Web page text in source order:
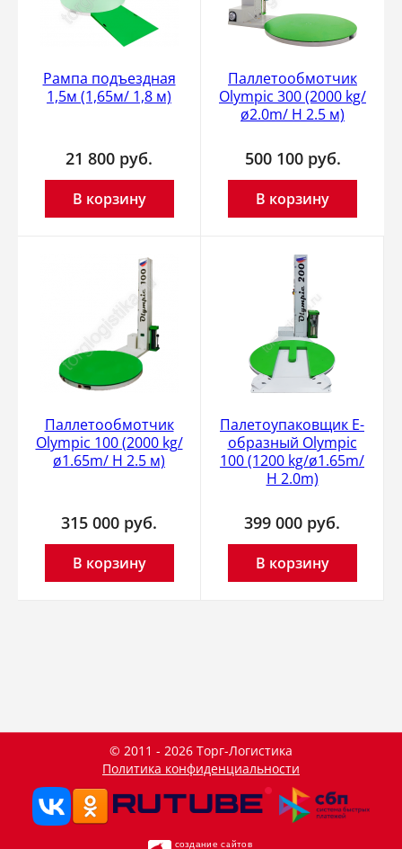
Рампа подъездная
1,5м (1,65м/ 1,8 м)
21 800 руб.
В корзину
Паллетообмотчик
Olympic 300 (2000 kg/
ø2.0m/ H 2.5 м)
500 100 руб.
В корзину
Паллетообмотчик
Olympic 100 (2000 kg/
ø1.65m/ H 2.5 м)
315 000 руб.
В корзину
Палетоупаковщик E-
образный Olympic
100 (1200 kg/ø1.65m/
H 2.0m)
399 000 руб.
В корзину
© 2011 - 2026 Торг-Логистика
Политика конфиденциальности
создание сайтов